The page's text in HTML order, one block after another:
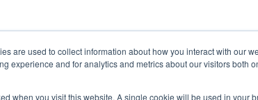
are used to collect information about how you interact with our
experience and for analytics and metrics about our visitors both
when you visit this website. A single cookie will be used in your